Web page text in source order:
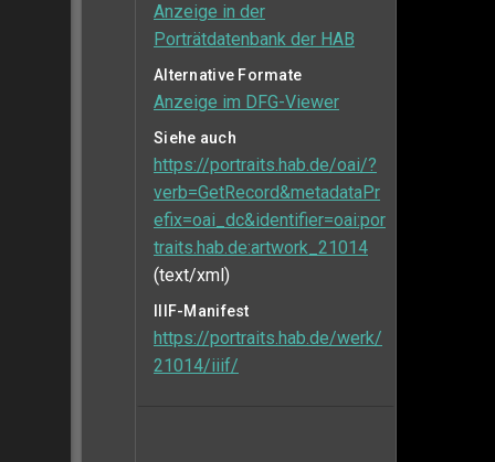
Anzeige in der
Porträtdatenbank der HAB
Alternative Formate
Anzeige im DFG-Viewer
Siehe auch
https://portraits.hab.de/oai/?
verb=GetRecord&metadataPr
efix=oai_dc&identifier=oai:por
traits.hab.de:artwork_21014
(text/xml)
IIIF-Manifest
https://portraits.hab.de/werk/
21014/iiif/